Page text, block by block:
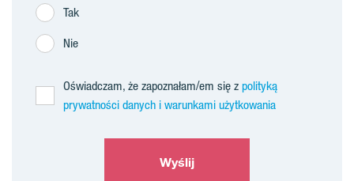
Tak
Nie
Oświadczam, że zapoznałam/em się z polityką
prywatności danych i warunkami użytkowania
Wyślij